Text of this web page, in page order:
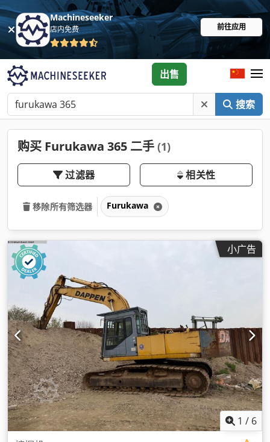
Machineseeker
店内免费 前往应用
搜索
出售
购买 Furukawa 365 二手 (1)
过滤器 相关性
移除所有筛选器 Furukawa
小广告
1 / 6